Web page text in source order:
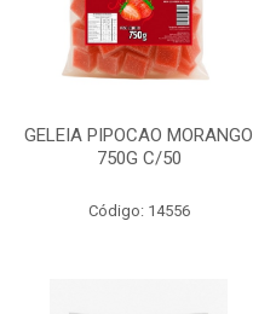
GELEIA PIPOCAO MORANGO
750G C/50
Código: 14556